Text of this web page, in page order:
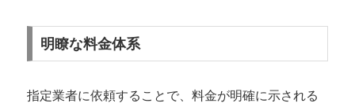
明瞭な料金体系
指定業者に依頼することで、料金が明確に示される